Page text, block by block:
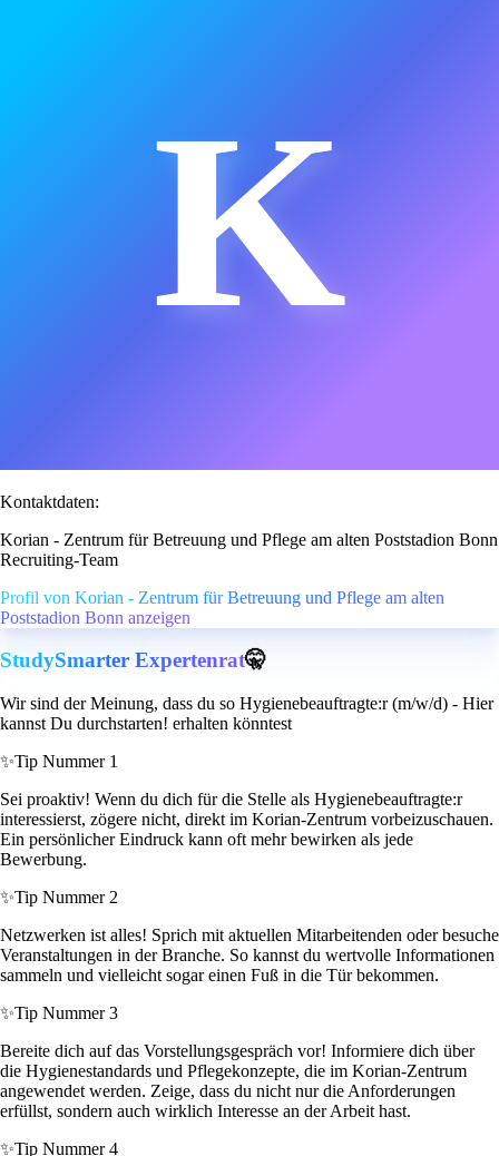
K
Kontaktdaten:
Korian - Zentrum für Betreuung und Pflege am alten Poststadion Bonn
Recruiting-Team
Profil von Korian - Zentrum für Betreuung und Pflege am alten
Poststadion Bonn anzeigen
StudySmarter Expertenrat🤫
Wir sind der Meinung, dass du so Hygienebeauftragte:r (m/w/d) - Hier
kannst Du durchstarten! erhalten könntest
✨Tip Nummer 1
Sei proaktiv! Wenn du dich für die Stelle als Hygienebeauftragte:r
interessierst, zögere nicht, direkt im Korian-Zentrum vorbeizuschauen.
Ein persönlicher Eindruck kann oft mehr bewirken als jede
Bewerbung.
✨Tip Nummer 2
Netzwerken ist alles! Sprich mit aktuellen Mitarbeitenden oder besuche
Veranstaltungen in der Branche. So kannst du wertvolle Informationen
sammeln und vielleicht sogar einen Fuß in die Tür bekommen.
✨Tip Nummer 3
Bereite dich auf das Vorstellungsgespräch vor! Informiere dich über
die Hygienestandards und Pflegekonzepte, die im Korian-Zentrum
angewendet werden. Zeige, dass du nicht nur die Anforderungen
erfüllst, sondern auch wirklich Interesse an der Arbeit hast.
✨Tip Nummer 4